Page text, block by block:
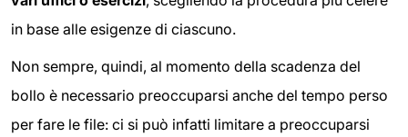
in base alle esigenze di ciascuno.
Non sempre, quindi, al momento della scadenza del
bollo è necessario preoccuparsi anche del tempo perso
per fare le file: ci si può infatti limitare a preoccuparsi